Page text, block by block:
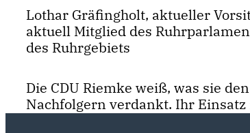
Lothar Gräfingholt, aktueller
aktuell Mitglied des
des Ruhrgebiets
Die CDU Riemke weiß, was sie
Nachfolgern verdankt. Ihr